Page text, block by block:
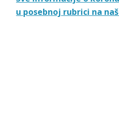
u posebnoj rubrici na